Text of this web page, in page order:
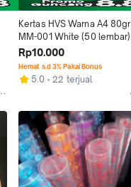
Kertas HVS Warna A4 80gr
MM-001 White (50 lembar)
Rp10.000
Hemat s.d 3% Pakai Bonus
5.0 22 terjual